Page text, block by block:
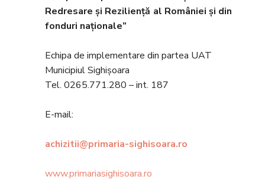
Redresare şi Rezilienţă al României şi din
fonduri naţionale”
Echipa de implementare din partea UAT
Municipiul Sighișoara
Tel. 0265.771.280 – int. 187
E-mail:
achizitii@primaria-sighisoara.ro
www.primariasighisoara.ro